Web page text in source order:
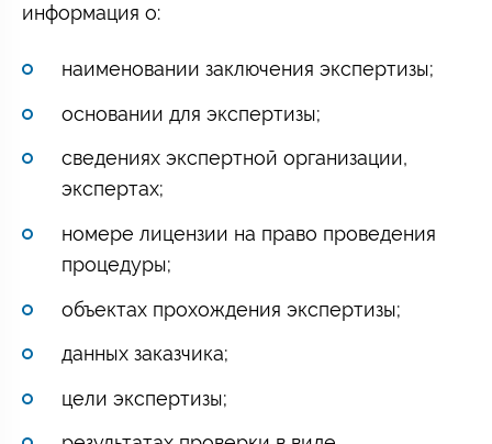
информация о:
наименовании заключения экспертизы;
основании для экспертизы;
сведениях экспертной организации,
экспертах;
номере лицензии на право проведения
процедуры;
объектах прохождения экспертизы;
данных заказчика;
цели экспертизы;